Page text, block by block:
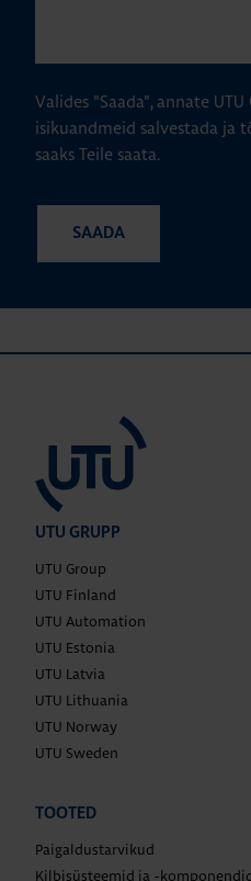
Valides "Saada", annate
isikuandmeid salvestada ja
saaks Teile saata.
UTU GRUPP
UTU Group
UTU Finland
UTU Automation
UTU Estonia
UTU Latvia
UTU Lithuania
UTU Norway
UTU Sweden
TOOTED
Paigaldustarvikud
Kilbisüsteemid ja -